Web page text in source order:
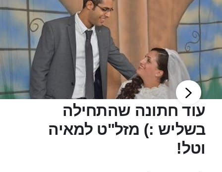
עוד חתונה שהתחילה
בשליש :) מזל"ט למאיה
וטל!